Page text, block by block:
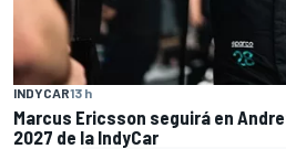
INDYCAR13 h
Marcus Ericsson seguirá en
2027 de la IndyCar